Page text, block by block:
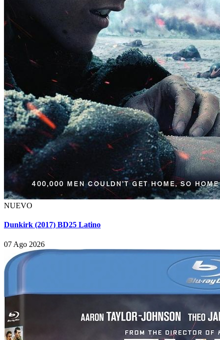
NUEVO
Dunkirk (2017) BD25 Latino
07 Ago 2026